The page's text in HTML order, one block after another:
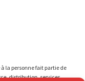
la personne fait partie de
distribution, services.